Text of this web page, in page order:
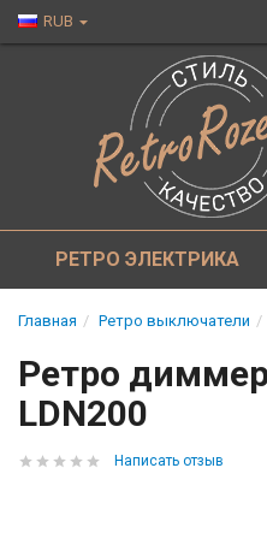
RUB
РЕТРО ЭЛЕКТРИКА
Главная Ретро выключатели
Ретро
LDN200
Написать отзыв